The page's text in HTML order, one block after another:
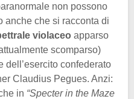
non possono
anche che si racconta di
violaceo apparso
scomparso)
dell’esercito confederato
Claudius Pegues. Anzi:
in “Specter in the Maze